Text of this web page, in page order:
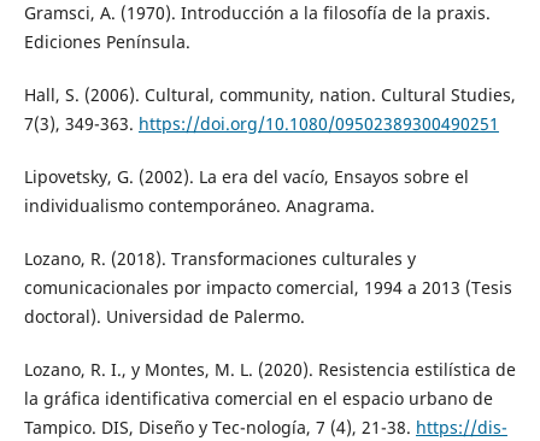
Gramsci, A. (1970). Introducción a la filosofía de la praxis.
Ediciones Península.
Hall, S. (2006). Cultural, community, nation. Cultural Studies,
7(3), 349-363. https://doi.org/10.1080/09502389300490251
Lipovetsky, G. (2002). La era del vacío, Ensayos sobre el
individualismo contemporáneo. Anagrama.
Lozano, R. (2018). Transformaciones culturales y
comunicacionales por impacto comercial, 1994 a 2013 (Tesis
doctoral). Universidad de Palermo.
Lozano, R. I., y Montes, M. L. (2020). Resistencia estilística de
la gráfica identificativa comercial en el espacio urbano de
Tampico. DIS, Diseño y Tec-nología, 7 (4), 21-38. https://dis-